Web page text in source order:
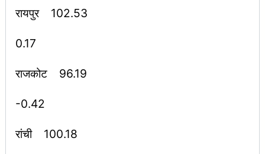
रायपुर 102.53
0.17
राजकोट 96.19
-0.42
रांची 100.18